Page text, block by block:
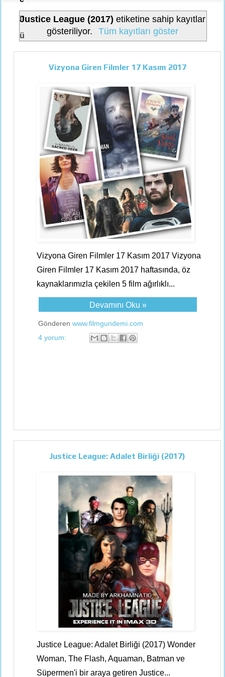
n
ü
Justice League (2017) etiketine sahip kayıtlar
gösteriliyor.
Tüm kayıtları göster
Vizyona Giren Filmler 17 Kasım 2017
Vizyona Giren Filmler 17 Kasım 2017 Vizyona
Giren Filmler 17 Kasım 2017 haftasında, öz
kaynaklarımızla çekilen 5 film ağırlıklı...
Devamını Oku »
Gönderen www.filmgundemi.com
4 yorum:
Justice League: Adalet Birliği (2017)
Justice League: Adalet Birliği (2017) Wonder
Woman, The Flash, Aquaman, Batman ve
Süpermen'i bir araya getiren Justice...